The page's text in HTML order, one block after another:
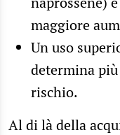
maggiore
Un uso
determina
rischio.
Al di là della